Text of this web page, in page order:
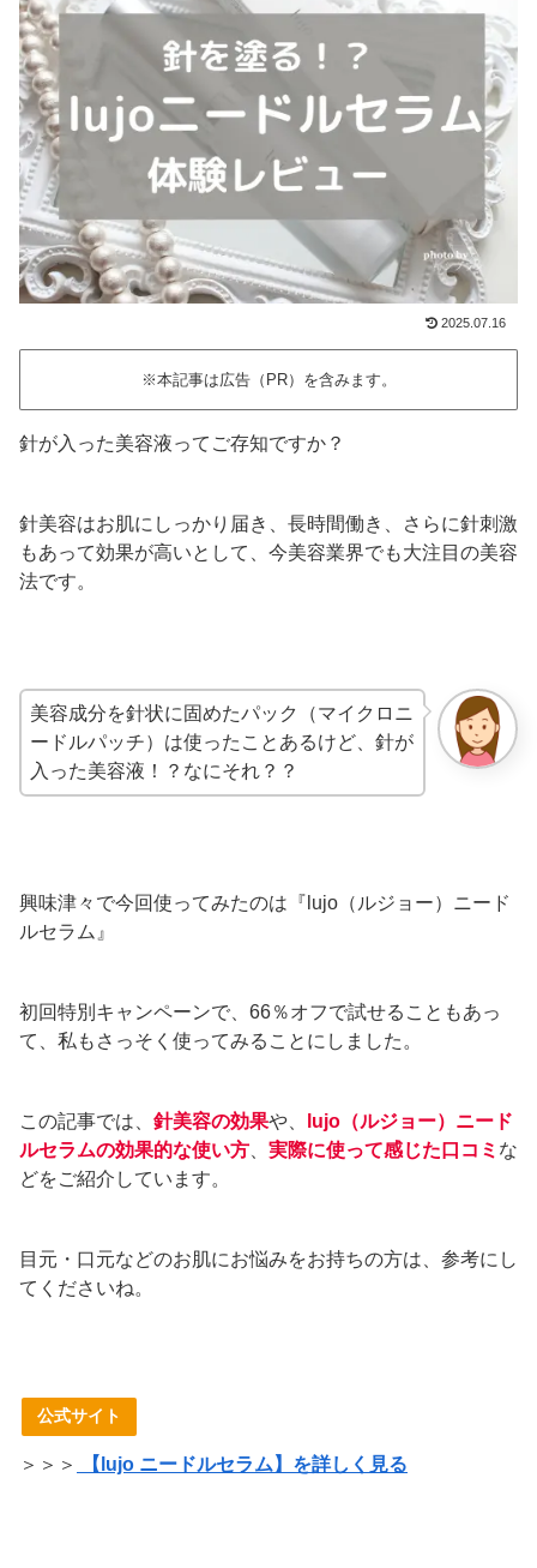
2025.07.16
※本記事は広告（PR）を含みます。
針が入った美容液ってご存知ですか？
針美容はお肌にしっかり届き、長時間働き、さらに針刺激
もあって効果が高いとして、今美容業界でも大注目の美容
法です。
美容成分を針状に固めたパック（マイクロニ
ードルパッチ）は使ったことあるけど、針が
入った美容液！？なにそれ？？
興味津々で今回使ってみたのは『lujo（ルジョー）ニード
ルセラム』
初回特別キャンペーンで、66％オフで試せることもあっ
て、私もさっそく使ってみることにしました。
この記事では、 針美容の効果や、
lujo（ルジョー）ニード
ルセラムの効果的な使い方
実際に使って感じた口コミ な
どをご紹介しています。
目元・口元などのお肌にお悩みをお持ちの方は、参考にし
てくださいね。
公式サイト
＞＞＞ 【lujo ニードルセラム】を詳しく見る